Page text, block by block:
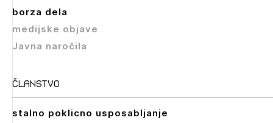
borza dela
medijske objave
Javna naročila
članstvo
stalno poklicno usposabljanje